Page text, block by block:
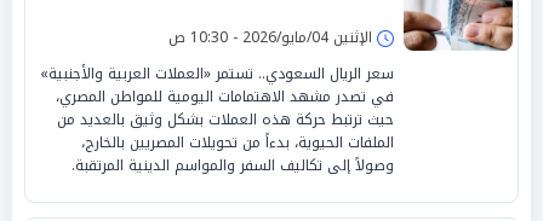
الإثنين 04/مايو/2026 - 10:30 ص
سعر الريال السعودي.. تستمر «العملات العربية والأجنبية»
في تصدر مشهد الاهتمامات اليومية للمواطن المصري،
حيث ترتبط حركة هذه العملات بشكل وثيق بالعديد من
الملفات الحيوية، بدءاً من تحويلات المصريين بالخارج،
وصولاً إلى تكاليف السفر والمواسم الدينية المرتقبة.